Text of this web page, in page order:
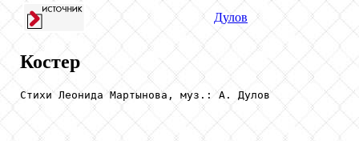
Дулов
Костер
Стихи Леонида Мартынова, муз.: А. Дулов